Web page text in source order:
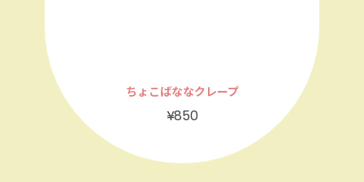
ちょこばななクレープ
¥850